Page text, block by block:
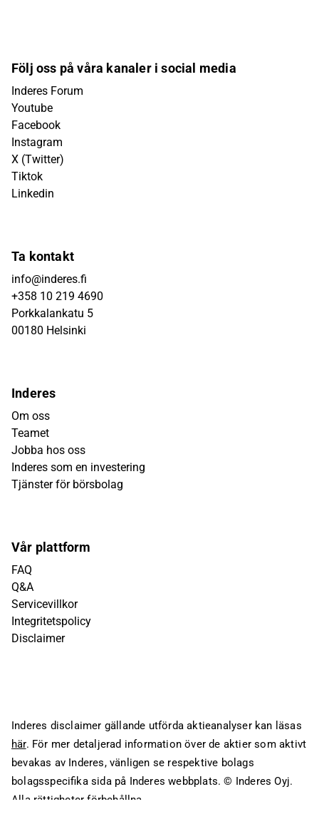
Följ oss på våra kanaler i social media
Inderes Forum
Youtube
Facebook
Instagram
X (Twitter)
Tiktok
Linkedin
Ta kontakt
info@inderes.fi
+358 10 219 4690
Porkkalankatu 5
00180 Helsinki
Inderes
Om oss
Teamet
Jobba hos oss
Inderes som en investering
Tjänster för börsbolag
Vår plattform
FAQ
Q&A
Servicevillkor
Integritetspolicy
Disclaimer
Inderes disclaimer gällande utförda aktieanalyser kan läsas
här. För mer detaljerad information över de aktier som aktivt
bevakas av Inderes, vänligen se respektive bolags
bolagsspecifika sida på Inderes webbplats. © Inderes Oyj.
Alla rättigheter förbehållna.